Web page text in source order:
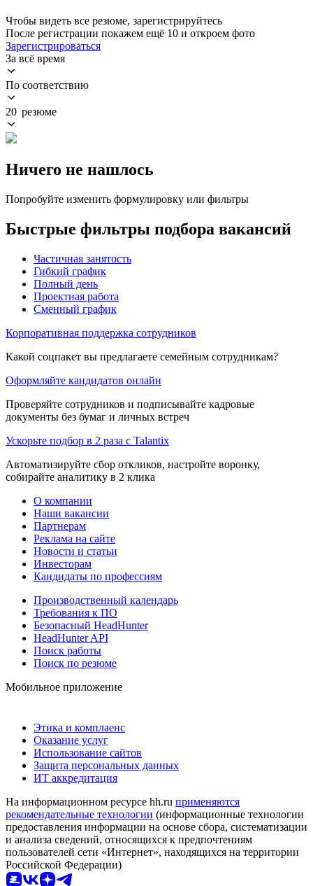
Чтобы видеть все резюме, зарегистрируйтесь
После регистрации покажем ещё 10 и откроем фото
Зарегистрироваться
За всё время
По соответствию
20 резюме
Ничего не нашлось
Попробуйте изменить формулировку или фильтры
Быстрые фильтры подбора вакансий
Частичная занятость
Гибкий график
Полный день
Проектная работа
Сменный график
Корпоративная поддержка сотрудников
Какой соцпакет вы предлагаете семейным сотрудникам?
Оформляйте кандидатов онлайн
Проверяйте сотрудников и подписывайте кадровые
документы без бумаг и личных встреч
Ускорьте подбор в 2 раза с Talantix
Автоматизируйте сбор откликов, настройте воронку,
собирайте аналитику в 2 клика
О компании
Наши вакансии
Партнерам
Реклама на сайте
Новости и статьи
Инвесторам
Кандидаты по профессиям
Производственный календарь
Требования к ПО
Безопасный HeadHunter
HeadHunter API
Поиск работы
Поиск по резюме
Мобильное приложение
Этика и комплаенс
Оказание услуг
Использование сайтов
Защита персональных данных
ИТ аккредитация
На информационном ресурсе hh.ru применяются
рекомендательные технологии (информационные технологии
предоставления информации на основе сбора, систематизации
и анализа сведений, относящихся к предпочтениям
пользователей сети «Интернет», находящихся на территории
Российской Федерации)